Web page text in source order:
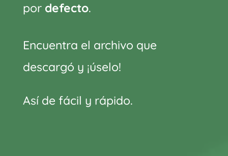
por defecto.
Encuentra el archivo que
descargó y ¡úselo!
Así de fácil y rápido.